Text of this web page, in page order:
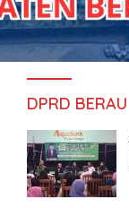
DPRD BERAU